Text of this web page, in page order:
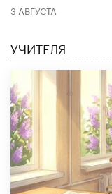
3 АВГУСТА
УЧИТЕЛЯ